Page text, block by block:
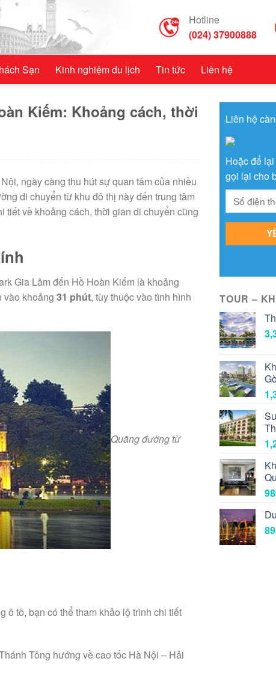
Hotline
(024) 37900888
Sạn Kinh nghiệm du lịch Tin tức Liên hệ
Kiếm: Khoảng cách, thời
ngày càng thu hút sự quan tâm của nhiều
di chuyển từ khu đô thị này đến trung tâm
tiết về khoảng cách, thời gian di chuyển cũng
Gia Lâm đến Hồ Hoàn Kiếm là khoảng
vào khoảng 31 phút, tùy thuộc vào tình hình
Quãng đường từ
tô, bạn có thể tham khảo lộ trình chi tiết
Tông hướng về cao tốc Hà Nội – Hải
Liên hệ
Hoặc để
gọi lại cho
TOUR –